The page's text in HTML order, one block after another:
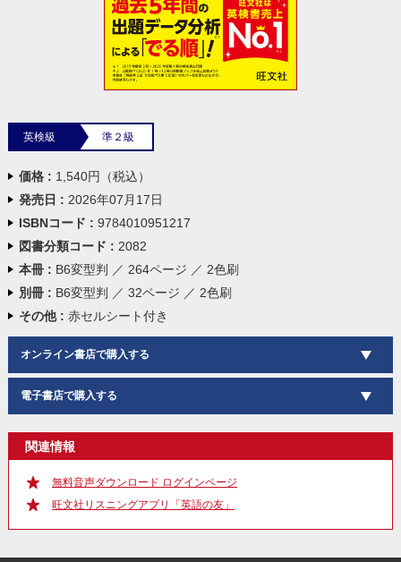
英検級 準２級
価格 : 1,540円（税込）
発売日 : 2026年07月17日
ISBNコード : 9784010951217
図書分類コード : 2082
本冊 : B6変型判 ／ 264ページ ／ 2色刷
別冊 : B6変型判 ／ 32ページ ／ 2色刷
その他 : 赤セルシート付き
オンライン書店で購入する
電子書店で購入する
関連情報
無料音声ダウンロード ログインページ
旺文社リスニングアプリ「英語の友」